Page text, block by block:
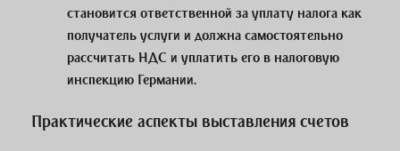
становится ответственной за уплату налога как
получатель услуги и должна самостоятельно
рассчитать НДС и уплатить его в налоговую
инспекцию Германии.
Практические аспекты выставления счетов